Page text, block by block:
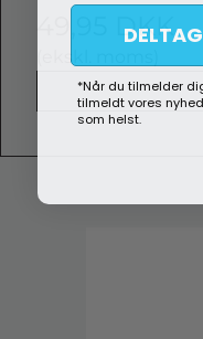
49,95 DKK
*Når du tilmelder
tilmeldt vores
som helst.